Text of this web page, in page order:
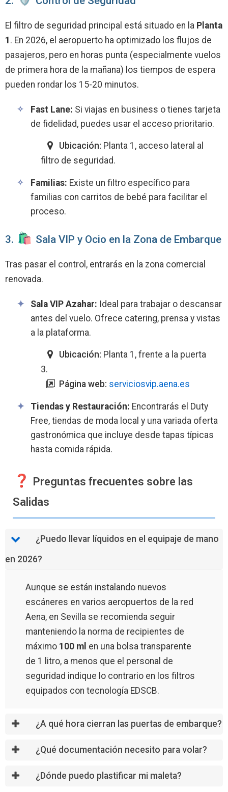
El filtro de seguridad principal está situado en la Planta
1 . En 2026, el aeropuerto ha optimizado los flujos de
pasajeros, pero en horas punta (especialmente vuelos
de primera hora de la mañana) los tiempos de espera
pueden rondar los 15-20 minutos.
Fast Lane: Si viajas en business o tienes tarjeta
de fidelidad, puedes usar el acceso prioritario.
Ubicación: Planta 1, acceso lateral al
filtro de seguridad.
Familias: Existe un filtro específico para
familias con carritos de bebé para facilitar el
proceso.
3. ️ Sala VIP y Ocio en la Zona de Embarque
Tras pasar el control, entrarás en la zona comercial
renovada.
Sala VIP Azahar: Ideal para trabajar o descansar
antes del vuelo. Ofrece catering, prensa y vistas
a la plataforma.
Ubicación: Planta 1, frente a la puerta
3.
Página web: serviciosvip.aena.es
Tiendas y Restauración: Encontrarás el Duty
Free, tiendas de moda local y una variada oferta
gastronómica que incluye desde tapas típicas
hasta comida rápida.
Preguntas frecuentes sobre las
Salidas
¿Puedo llevar líquidos en el equipaje de mano
en 2026?
Aunque se están instalando nuevos
escáneres en varios aeropuertos de la red
Aena, en Sevilla se recomienda seguir
manteniendo la norma de recipientes de
máximo 100 ml en una bolsa transparente
de 1 litro, a menos que el personal de
seguridad indique lo contrario en los filtros
equipados con tecnología EDSCB.
¿A qué hora cierran las puertas de embarque?
¿Qué documentación necesito para volar?
¿Dónde puedo plastificar mi maleta?